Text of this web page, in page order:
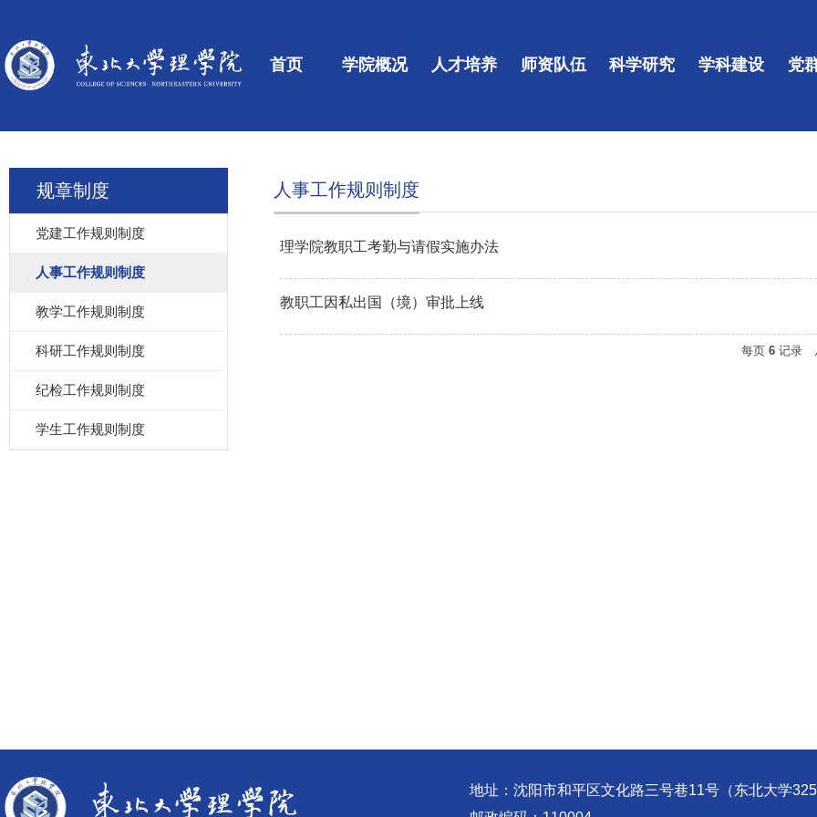
首页 学院概况 人才培养 师资队伍 科学研究 学科建设 党
规章制度
党建工作规则制度
人事工作规则制度
教学工作规则制度
科研工作规则制度
纪检工作规则制度
学生工作规则制度
人事工作规则制度
理学院教职工考勤与请假实施办法
教职工因私出国（境）审批上线
每页 6 记录
地址：沈阳市和平区文化路三号巷11号（东北大学